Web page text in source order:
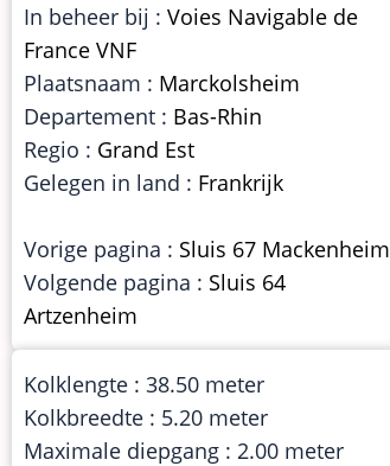
In beheer bij : Voies Navigable de
France VNF
Plaatsnaam : Marckolsheim
Departement : Bas-Rhin
Regio : Grand Est
Gelegen in land : Frankrijk
Vorige pagina : Sluis 67 Mackenheim
Volgende pagina : Sluis 64
Artzenheim
Kolklengte : 38.50 meter
Kolkbreedte : 5.20 meter
Maximale diepgang : 2.00 meter